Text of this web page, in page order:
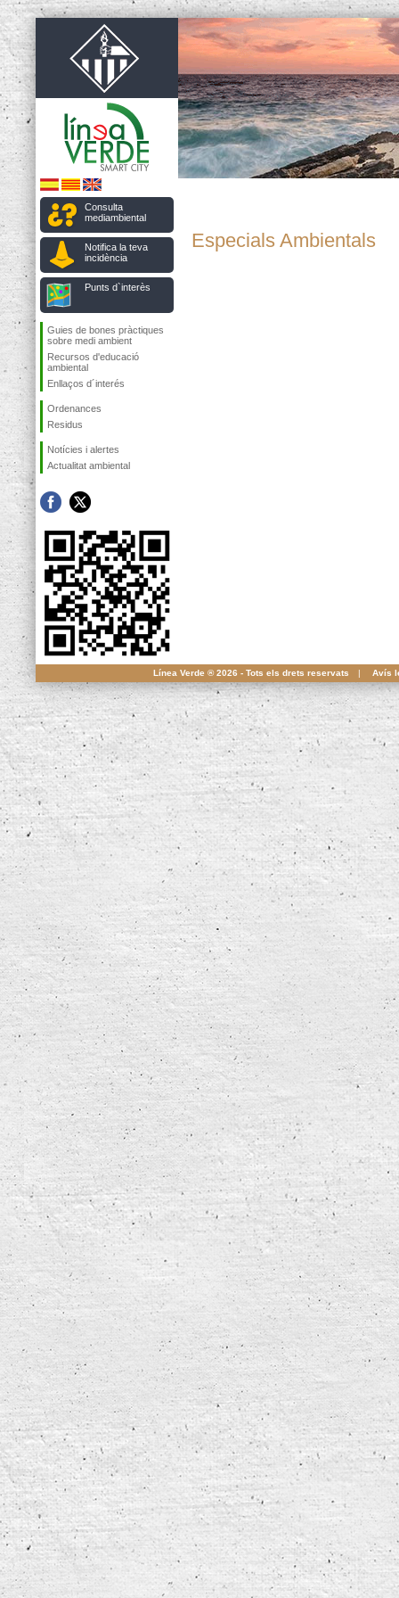
Consulta
mediambiental
Notifica la teva
incidència
Punts d`interès
Guies de bones pràctiques
sobre medi ambient
Recursos d'educació
ambiental
Enllaços d´interés
Ordenances
Residus
Notícies i alertes
Actualitat ambiental
Especials Ambientals
Línea Verde ® 2026 - Tots els drets reservats | Avís